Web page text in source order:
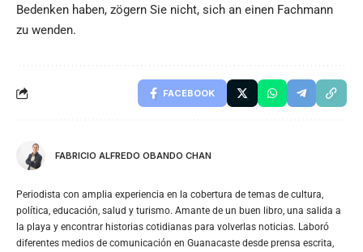
Bedenken haben, zögern Sie nicht, sich an einen Fachmann
zu wenden.
FACEBOOK
FABRICIO ALFREDO OBANDO CHAN
Periodista con amplia experiencia en la cobertura de temas de cultura,
política, educación, salud y turismo. Amante de un buen libro, una salida a
la playa y encontrar historias cotidianas para volverlas noticias. Laboró
diferentes medios de comunicación en Guanacaste desde prensa escrita,